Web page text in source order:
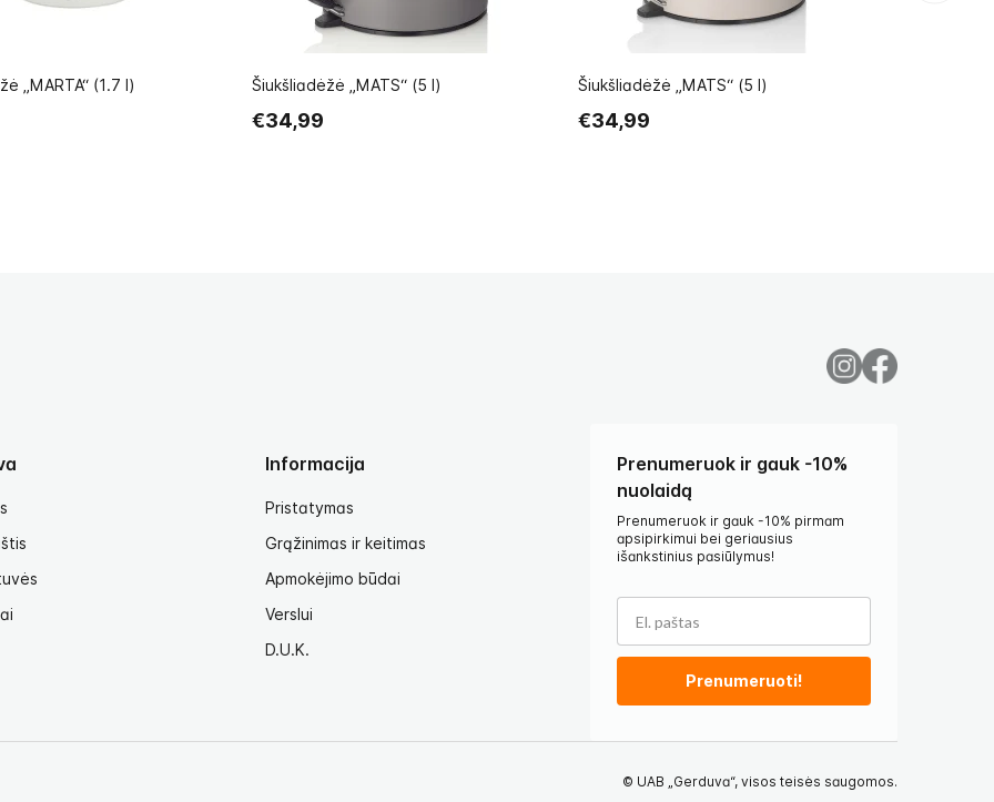
„MARTA“ (1.7 l) Šiukšliadėžė „MATS“ (5 l)
€34,99
Šiukšliadėžė „MATS“ (5 l)
€34,99
Informacija
Pristatymas
Grąžinimas ir keitimas
Apmokėjimo būdai
Verslui
D.U.K.
Prenumeruok ir gauk -10%
nuolaidą
Prenumeruok ir gauk -10% pirmam
apsipirkimui bei geriausius
išankstinius pasiūlymus!
Prenumeruoti!
© UAB „Gerduva“, visos teisės saugomos.